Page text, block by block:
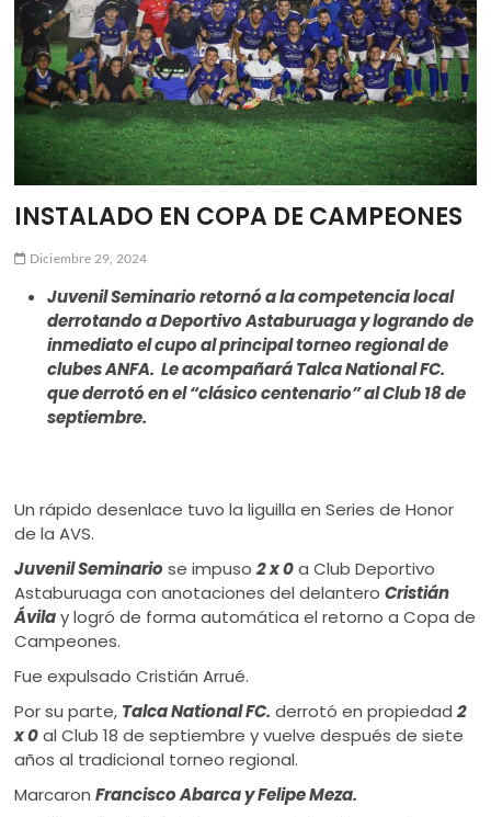
ú
INSTALADO EN COPA DE CAMPEONES
Diciembre 29, 2024
Juvenil Seminario retornó a la competencia local
derrotando a Deportivo Astaburuaga y logrando de
inmediato el cupo al principal torneo regional de
clubes ANFA. Le acompañará Talca National FC.
que derrotó en el “clásico centenario” al Club 18 de
septiembre.
Un rápido desenlace tuvo la liguilla en Series de Honor
de la AVS.
Juvenil Seminariose impuso2 x 0a Club Deportivo
Astaburuaga con anotaciones del delanteroCristián
Ávila y logró de forma automática el retorno a Copa de
Campeones.
Fue expulsado Cristián Arrué.
Por su parte, Talca National FC. derrotó en propiedad2
x 0 al Club 18 de septiembre y vuelve después de siete
años al tradicional torneo regional.
MarcaronFrancisco Abarca y Felipe Meza.